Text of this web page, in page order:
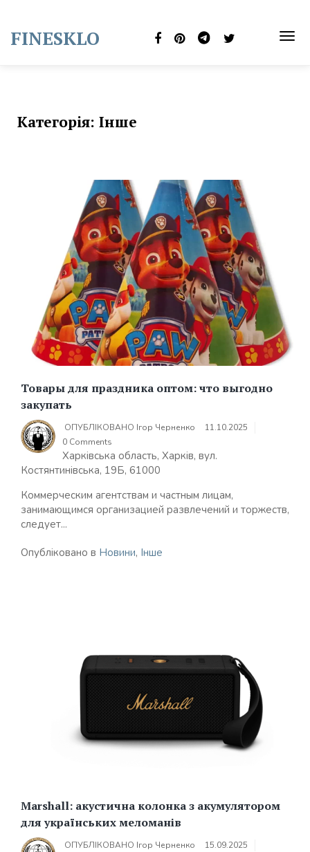
content
FINESKLO
Категорія: Інше
Товары для праздника оптом: что выгодно
закупать
ОПУБЛІКОВАНО Ігор Черненко
11.10.2025
0 Comments
Харківська область, Харків, вул.
Костянтинівська, 19Б, 61000
Коммерческим агентствам и частным лицам,
занимающимся организацией развлечений и торжеств,
следует...
Опубліковано в Новини, Інше
Marshall: акустична колонка з акумулятором
для українських меломанів
ОПУБЛІКОВАНО Ігор Черненко
15.09.2025